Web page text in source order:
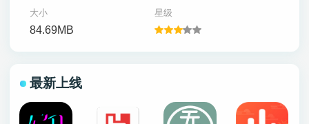
大小
84.69MB
星级
最新上线